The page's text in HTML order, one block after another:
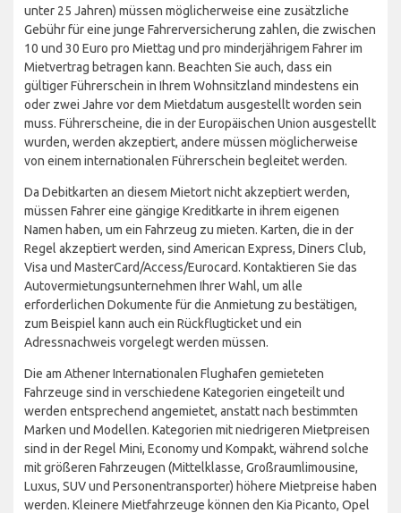
unter 25 Jahren) müssen möglicherweise eine zusätzliche
Gebühr für eine junge Fahrerversicherung zahlen, die zwischen
10 und 30 Euro pro Miettag und pro minderjährigem Fahrer im
Mietvertrag betragen kann. Beachten Sie auch, dass ein
gültiger Führerschein in Ihrem Wohnsitzland mindestens ein
oder zwei Jahre vor dem Mietdatum ausgestellt worden sein
muss. Führerscheine, die in der Europäischen Union ausgestellt
wurden, werden akzeptiert, andere müssen möglicherweise
von einem internationalen Führerschein begleitet werden.
Da Debitkarten an diesem Mietort nicht akzeptiert werden,
müssen Fahrer eine gängige Kreditkarte in ihrem eigenen
Namen haben, um ein Fahrzeug zu mieten. Karten, die in der
Regel akzeptiert werden, sind American Express, Diners Club,
Visa und MasterCard/Access/Eurocard. Kontaktieren Sie das
Autovermietungsunternehmen Ihrer Wahl, um alle
erforderlichen Dokumente für die Anmietung zu bestätigen,
zum Beispiel kann auch ein Rückflugticket und ein
Adressnachweis vorgelegt werden müssen.
Die am Athener Internationalen Flughafen gemieteten
Fahrzeuge sind in verschiedene Kategorien eingeteilt und
werden entsprechend angemietet, anstatt nach bestimmten
Marken und Modellen. Kategorien mit niedrigeren Mietpreisen
sind in der Regel Mini, Economy und Kompakt, während solche
mit größeren Fahrzeugen (Mittelklasse, Großraumlimousine,
Luxus, SUV und Personentransporter) höhere Mietpreise haben
werden. Kleinere Mietfahrzeuge können den Kia Picanto, Opel